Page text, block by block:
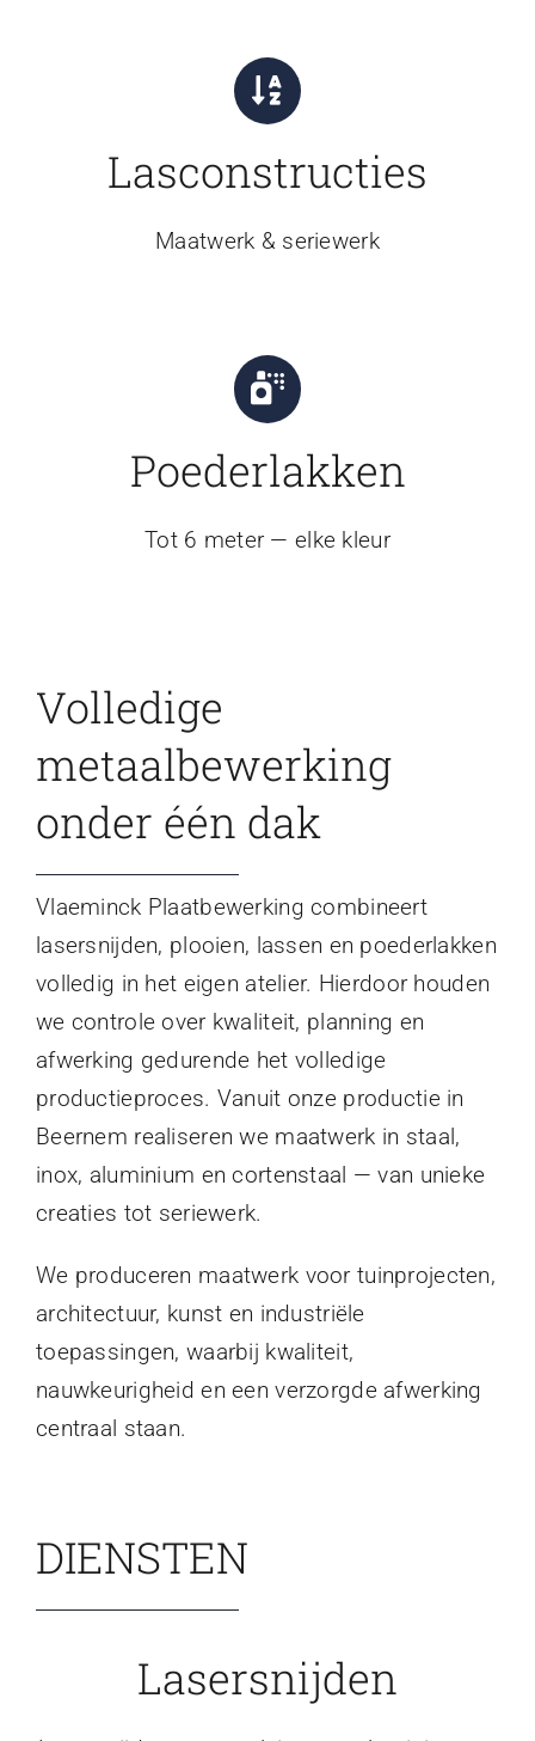
Lasconstructies
Maatwerk & seriewerk
Poederlakken
Tot 6 meter — elke kleur
Volledige
metaalbewerking
onder één dak
Vlaeminck Plaatbewerking combineert
lasersnijden, plooien, lassen en poederlakken
volledig in het eigen atelier. Hierdoor houden
we controle over kwaliteit, planning en
afwerking gedurende het volledige
productieproces. Vanuit onze productie in
Beernem realiseren we maatwerk in staal,
inox, aluminium en cortenstaal — van unieke
creaties tot seriewerk.
We produceren maatwerk voor tuinprojecten,
architectuur, kunst en industriële
toepassingen, waarbij kwaliteit,
nauwkeurigheid en een verzorgde afwerking
centraal staan.
DIENSTEN
Lasersnijden